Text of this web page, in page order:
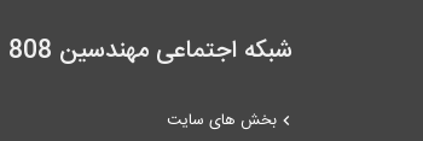
شبکه اجتماعی مهندسین 808
بخش های سایت